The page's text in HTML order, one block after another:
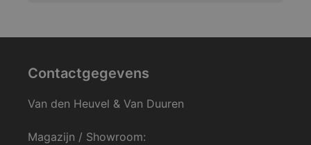
Contactgegevens
Van den Heuvel & Van Duuren
Magazijn / Showroom: